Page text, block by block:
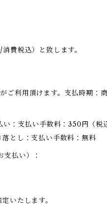
費税込）と致します。
ご利用頂けます。支払時期：
：支払い手数料：350円（税
とし：支払い手数料：無料
払い）：
いたします。